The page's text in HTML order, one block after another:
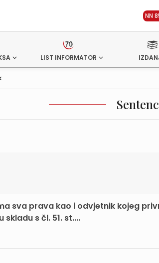
NN
LIST INFORMATOR
sva prava kao i odvjetnik kojeg
s čl. 51. st....